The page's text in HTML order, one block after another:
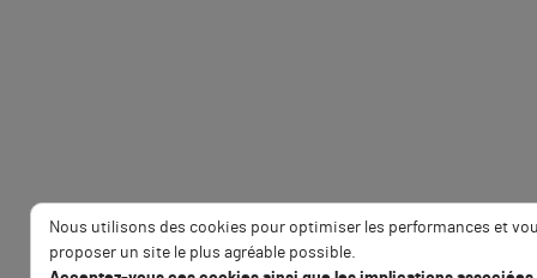
Nous utilisons des cookies pour optimiser les performances et
proposer un site le plus agréable possible.